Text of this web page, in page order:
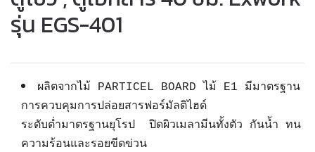
รุ่น EGS-401
ผลิตจากไม้ PARTICEL BOARD ไม้ E1 มีมาตรฐาน
การควบคุมการปล่อยสารฟอร์มัลติไฮด์
ระดับต่ำมาตรฐานยุโรป ปิดผิวเมลามีนทั้งตัว กันน้ำ ทน
ความร้อนและรอยขีดข่วน